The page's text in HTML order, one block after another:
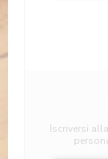
Iscriversi